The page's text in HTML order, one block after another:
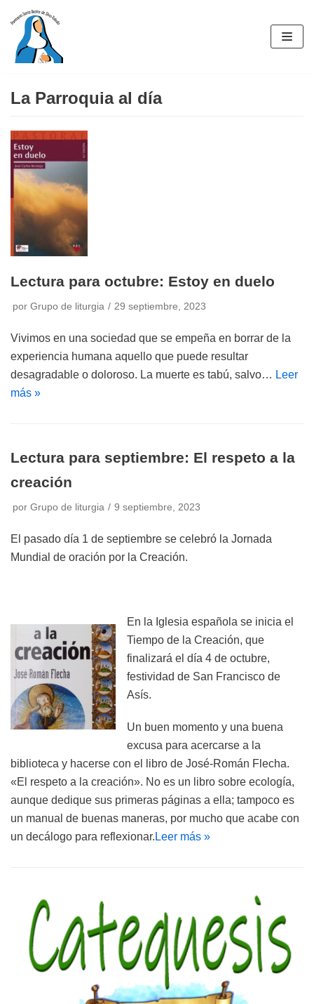
Saltar
contenido
La Parroquia al día
Lectura para octubre: Estoy en duelo
por Grupo de liturgia 29 septiembre, 2023
Vivimos en una sociedad que se empeña en borrar de la
experiencia humana aquello que puede resultar
desagradable o doloroso. La muerte es tabú, salvo… Leer
más »
Lectura para septiembre: El respeto a la
creación
por Grupo de liturgia 9 septiembre, 2023
El pasado día 1 de septiembre se celebró la Jornada
Mundial de oración por la Creación.
En la Iglesia española se inicia el
Tiempo de la Creación, que
finalizará el día 4 de octubre,
festividad de San Francisco de
Asís.
Un buen momento y una buena
excusa para acercarse a la
biblioteca y hacerse con el libro de José-Román Flecha.
«El respeto a la creación». No es un libro sobre ecología,
aunque dedique sus primeras páginas a ella; tampoco es
un manual de buenas maneras, por mucho que acabe con
un decálogo para reflexionar. Leer más »